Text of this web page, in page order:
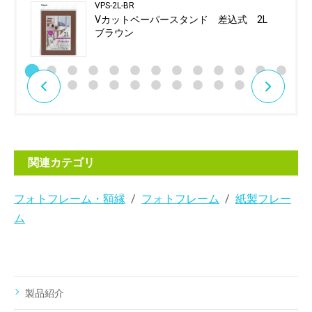
VPS-2L-BR
Vカットペーパースタンド 差込式 2L
ブラウン
関連カテゴリ
フォトフレーム・額縁 フォトフレーム
紙製フレー
ム
製品紹介